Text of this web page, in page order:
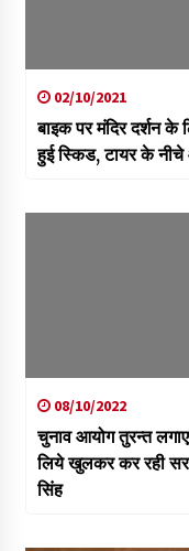
02/10/2021
बाइक पर मंदिर दर्शन
हुई स्किड, टायर के नीचे
08/10/2022
चुनाव आयोग तुरन्त
लिये खुलकर कर रही
सिंह